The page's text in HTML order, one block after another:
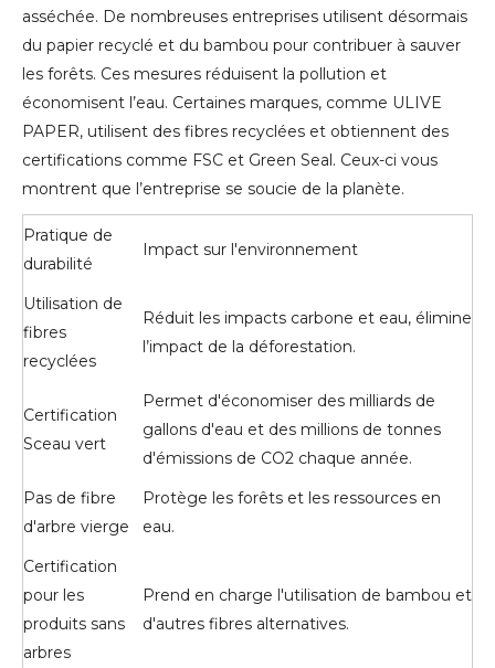
asséchée. De nombreuses entreprises utilisent désormais
du papier recyclé et du bambou pour contribuer à sauver
les forêts. Ces mesures réduisent la pollution et
économisent l’eau. Certaines marques, comme ULIVE
PAPER, utilisent des fibres recyclées et obtiennent des
certifications comme FSC et Green Seal. Ceux-ci vous
montrent que l’entreprise se soucie de la planète.
Pratique de
durabilité
Impact sur l'environnement
Utilisation de
fibres
recyclées
Réduit les impacts carbone et eau, élimine
l’impact de la déforestation.
Certification
Sceau vert
Permet d'économiser des milliards de
gallons d'eau et des millions de tonnes
d'émissions de CO2 chaque année.
Pas de fibre
d'arbre vierge
Protège les forêts et les ressources en
eau.
Certification
pour les
produits sans
arbres
Prend en charge l'utilisation de bambou et
d'autres fibres alternatives.